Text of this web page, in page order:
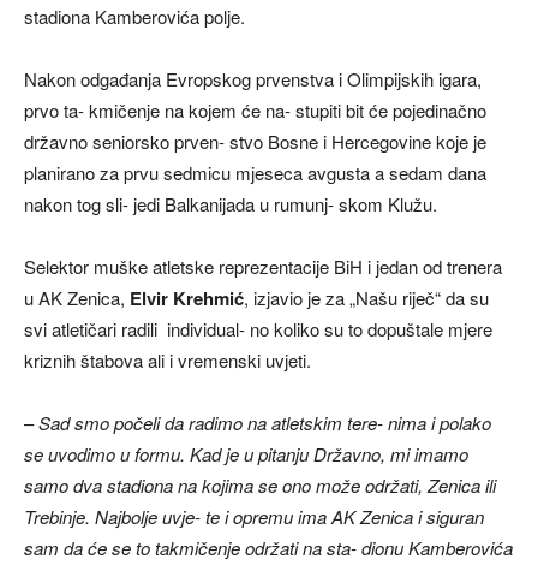
stadiona Kamberovića polje.
Nakon odgađanja Evropskog prvenstva i Olimpijskih igara,
prvo ta- kmičenje na kojem će na- stupiti bit će pojedinačno
državno seniorsko prven- stvo Bosne i Hercegovine koje je
planirano za prvu sedmicu mjeseca avgusta a sedam dana
nakon tog sli- jedi Balkanijada u rumunj- skom Klužu.
Selektor muške atletske reprezentacije BiH i jedan od trenera
u AK Zenica, Elvir Krehmić, izjavio je za „Našu riječ“ da su
svi atletičari radili individual- no koliko su to dopuštale mjere
kriznih štabova ali i vremenski uvjeti.
–Sad smo počeli da radimo na atletskim tere- nima i polako
se uvodimo u formu. Kad je u pitanju Državno, mi imamo
samo dva stadiona na kojima se ono može održati, Zenica ili
Trebinje. Najbolje uvje- te i opremu ima AK Zenica i siguran
sam da će se to takmičenje održati na sta- dionu Kamberovića